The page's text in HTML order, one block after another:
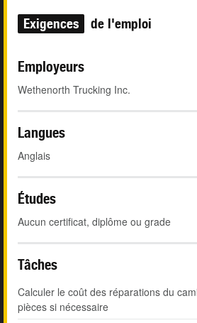
Exigences de l'emploi
Employeurs
Wethenorth Trucking Inc.
Langues
Anglais
Études
Aucun certificat, diplôme ou grade
Tâches
Calculer le coût des réparations du
pièces si nécessaire